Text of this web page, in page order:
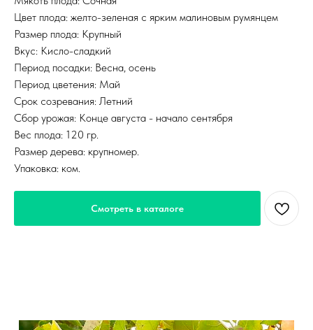
Цвет плода: желто-зеленая с ярким малиновым румянцем
Размер плода: Крупный
Вкус: Кисло-сладкий
Период посадки: Весна, осень
Период цветения: Май
Срок созревания: Летний
Сбор урожая: Конце августа - начало сентября
Вес плода: 120 гр.
Размер дерева: крупномер.
Упаковка: ком.
Смотреть в каталоге